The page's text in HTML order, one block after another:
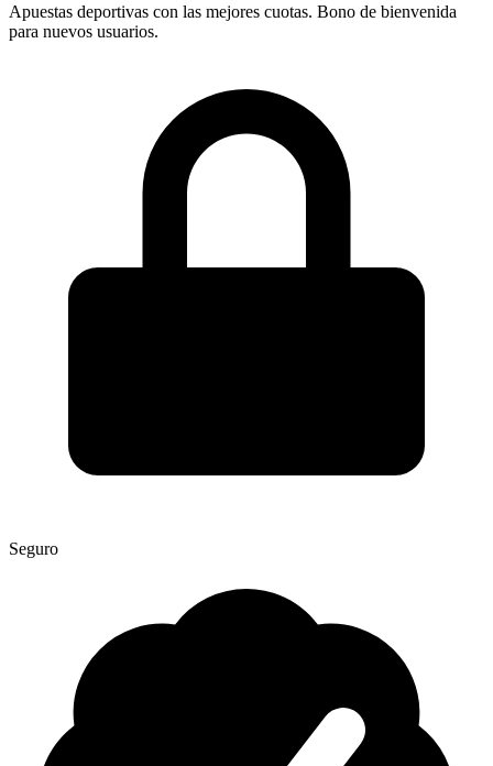
Apuestas deportivas con las mejores cuotas. Bono de bienvenida
para nuevos usuarios.
Seguro